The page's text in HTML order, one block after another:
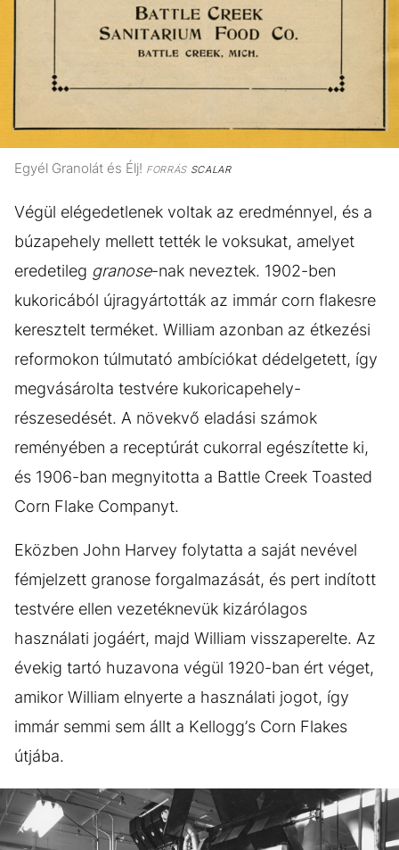
Egyél Granolát és Élj! FORRÁSSCALAR
Végül elégedetlenek voltak az eredménnyel, és a
búzapehely mellett tették le voksukat, amelyet
eredetileg granose-nak neveztek. 1902-ben
kukoricából újragyártották az immár corn flakesre
keresztelt terméket. William azonban az étkezési
reformokon túlmutató ambíciókat dédelgetett, így
megvásárolta testvére kukoricapehely-
részesedését. A növekvő eladási számok
reményében a receptúrát cukorral egészítette ki,
és 1906-ban megnyitotta a Battle Creek Toasted
Corn Flake Companyt.
Eközben John Harvey folytatta a saját nevével
fémjelzett granose forgalmazását, és pert indított
testvére ellen vezetéknevük kizárólagos
használati jogáért, majd William visszaperelte. Az
évekig tartó huzavona végül 1920-ban ért véget,
amikor William elnyerte a használati jogot, így
immár semmi sem állt a Kellogg’s Corn Flakes
útjába.